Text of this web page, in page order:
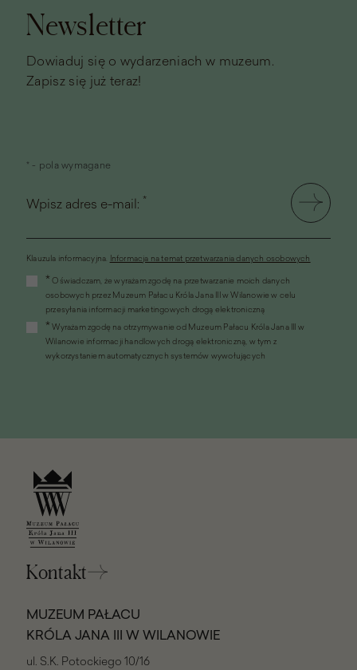
Newsletter
Dowiaduj się o wydarzeniach w muzeum.
Zapisz się już teraz!
* - pola wymagane
Wpisz adres e-mail: *
Klauzula informacyjna. Informacja na temat przetwarzania danych osobowych
otworzy
nowym
oknie)
* Oświadczam, że wyrażam zgodę na przetwarzanie moich danych
osobowych przez Muzeum Pałacu Króla Jana III w Wilanowie w celu
przesyłania informacji marketingowych drogą elektroniczną
* Wyrażam zgodę na otrzymywanie od Muzeum Pałacu Króla Jana III w
Wilanowie informacji handlowych drogą elektroniczną, w tym z
wykorzystaniem automatycznych systemów wywołujących
Kontakt
MUZEUM PAŁACU
KRÓLA JANA III W WILANOWIE
ul. S.K. Potockiego 10/16